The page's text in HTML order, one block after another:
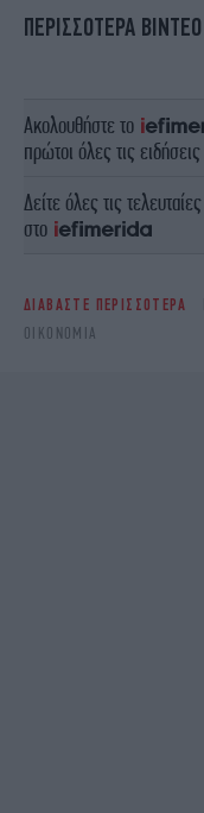
ΠΕΡΙΣΣΟΤΕΡΑ ΒΙΝΤΕΟ
Ακολουθήστε το
πρώτοι όλες τις ειδήσεις
Δείτε όλες τις τελευταίες
στο
ΔΙΑΒΑΣΤΕ ΠΕΡΙΣΣΟΤΕΡΑ
ΟΙΚΟΝΟΜΊΑ